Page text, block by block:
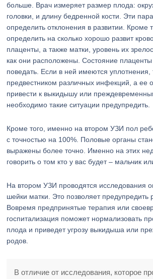
больше. Врач измеряет размер плода:
головки, и длину бедренной кости. Эти
определить отклонения в развитии. Кроме
определить на сколько хорошо развит
плаценты, а также матки, уровень их
как они расположены. Состояние
поведать. Если в ней имеются уплотнения,
предвестником различных инфекций, а ее
привести к выкидышу или
необходимо такие ситуации предупредить.
Кроме того, именно на втором УЗИ пол
с точностью на 100%. Половые органы
выражены более точно. Именно на этих
говорить о том кто у вас будет – мальчик
На втором УЗИ проводятся исследования
шейки матки. Это позволяет предупредить
Вовремя предпринятые терапия или
госпитализация поможет нормализовать
плода и приведет угрозу выкидыша или
родов.
В отличие от исследования, которое